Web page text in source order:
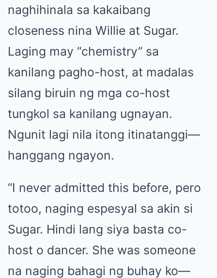
naghihinala sa kakaibang
closeness nina Willie at Sugar.
Laging may “chemistry” sa
kanilang pagho-host, at madalas
silang biruin ng mga co-host
tungkol sa kanilang ugnayan.
Ngunit lagi nila itong itinatanggi—
hanggang ngayon.
“I never admitted this before, pero
totoo, naging espesyal sa akin si
Sugar. Hindi lang siya basta co-
host o dancer. She was someone
na naging bahagi ng buhay ko—